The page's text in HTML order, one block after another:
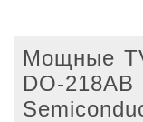
Мощные
DO-218AB